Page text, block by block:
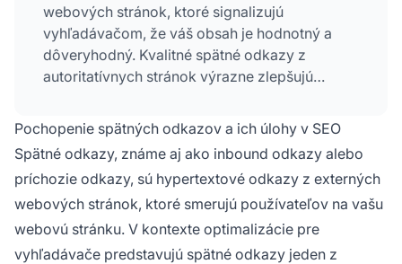
webových stránok, ktoré signalizujú
vyhľadávačom, že váš obsah je hodnotný a
dôveryhodný. Kvalitné spätné odkazy z
autoritatívnych stránok výrazne zlepšujú
návštevnosť a posilňujú doménovú autoritu.
Pochopenie spätných odkazov a ich úlohy v SEO
Spätné odkazy, známe aj ako inbound odkazy alebo
príchozie odkazy, sú hypertextové odkazy z externých
webových stránok, ktoré smerujú používateľov na vašu
webovú stránku. V kontexte optimalizácie pre
vyhľadávače predstavujú spätné odkazy jeden z